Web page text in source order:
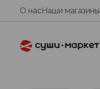
О насНаши магазины